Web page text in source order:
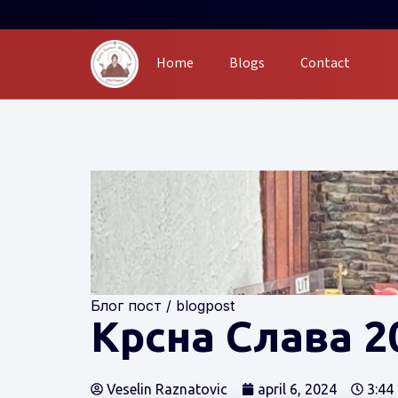
Home Blogs Contact
Блог пост / blogpost
Крсна Слава
Veselin Raznatovic april 6, 2024 3:44